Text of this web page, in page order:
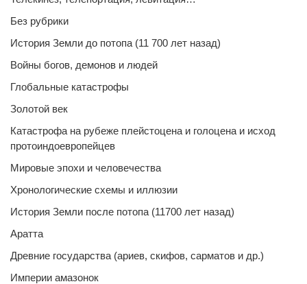
Без рубрики
История Земли до потопа (11 700 лет назад)
Войны богов, демонов и людей
Глобальные катастрофы
Золотой век
Катастрофа на рубеже плейстоцена и голоцена и исход
протоиндоевропейцев
Мировые эпохи и человечества
Хронологические схемы и иллюзии
История Земли после потопа (11700 лет назад)
Аратта
Древние государства (ариев, скифов, сарматов и др.)
Империи амазонок